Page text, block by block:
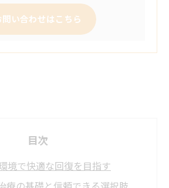
問い合わせはこちら
目次
境で快適な回復を目指す